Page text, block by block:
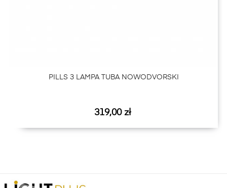
PILLS 3 LAMPA TUBA NOWODVORSKI
Cena
319,00 zł